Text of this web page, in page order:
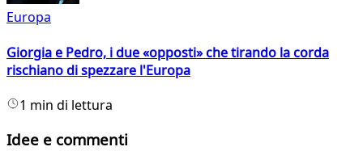
Europa
Giorgia e Pedro, i due «opposti» che tirando la corda
rischiano di spezzare l'Europa
1 min di lettura
Idee e commenti